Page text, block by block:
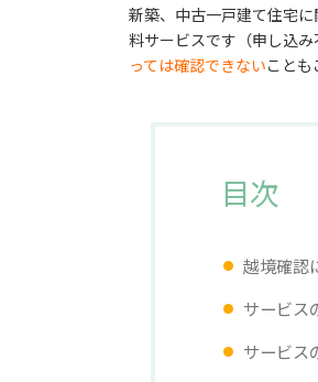
新築、中古一戸建て住宅に
料サービスです（申し込み
っては確認できないことも
目次
越境確認
サービス
サービス